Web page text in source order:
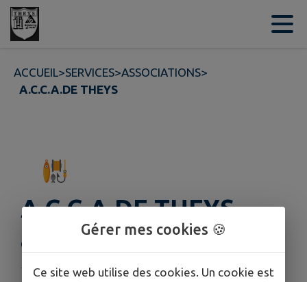
Contenu
ACCUEIL>SERVICES>ASSOCIATIONS>
A.C.C.A.DE THEYS
A.C.C.A.DE THEYS
Cette fiche n'a pas encore été complétée.
Gérer mes cookies 🍪
Ce site web utilise des cookies. Un cookie est